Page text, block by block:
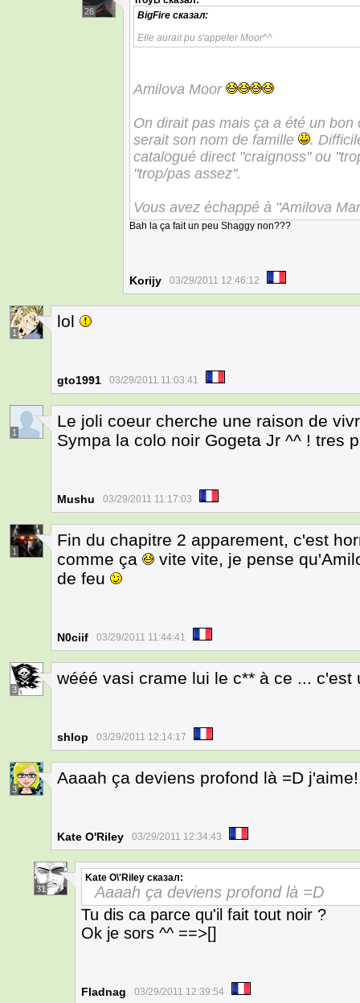
26
BigFire сказал:
Elle aurait pu s'appeler Moor^^
Amilova Moor
On dirait pas mais ça a été un
serait son nom de famille
.
catalogué direct "craignoss" ou
"trop/pas assez".
Vous avez échappé à "Amilova
Bah la ça fait un peu Shaggy non???
Korijy 03/29/2011 12:46:12
1
lol
gto1991 03/29/2011 11:03:41
1
Le joli coeur cherche une raison de
Sympa la colo noir Gogeta Jr ^^ ! tres
Mushu 03/29/2011 11:17:03
1
Fin du chapitre 2 apparement, c'est
comme ça
vite vite, je pense
de feu
N0ciif 03/29/2011 11:44:41
3
wééé vasi crame lui le c** à ce ...
shlop 03/29/2011 12:14:17
3
Aaaah ça deviens profond là =D
Kate O'Riley 03/29/2011 12:34:43
31
Kate O\'Riley сказал:
Aaaah ça deviens profond là =D
Tu dis ca parce qu'il fait tout noir ?
Ok je sors ^^ ==>[]
Fladnag 03/29/2011 12:39:54